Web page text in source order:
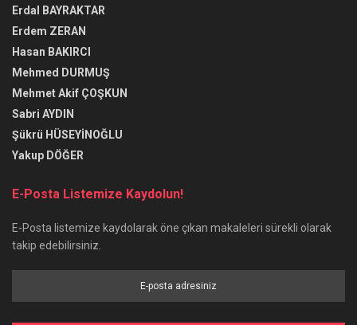
Erdal BAYRAKTAR
Erdem ZERAN
Hasan BAKIRCI
Mehmed DURMUŞ
Mehmet Akif ÇOŞKUN
Sabri AYDIN
Şükrü HÜSEYİNOĞLU
Yakup DÖĞER
E-Posta Listemize Kaydolun!
E-Posta listemize kaydolarak öne çıkan makaleleri sürekli olarak
takip edebilirsiniz.